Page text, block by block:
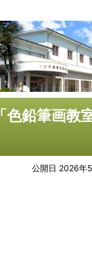
鉛筆画教
公開日 2026年